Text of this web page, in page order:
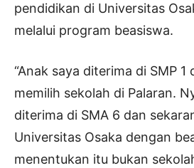
pendidikan di Universitas
melalui program beasiswa.
“Anak saya diterima di SMP 1
memilih sekolah di Palaran.
diterima di SMA 6 dan
Universitas Osaka dengan
menentukan itu bukan